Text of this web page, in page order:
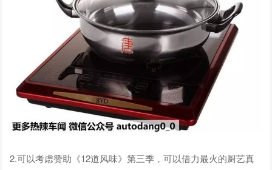
2.可以考虑赞助《12道风味》第三季，可以借力最火的厨艺真